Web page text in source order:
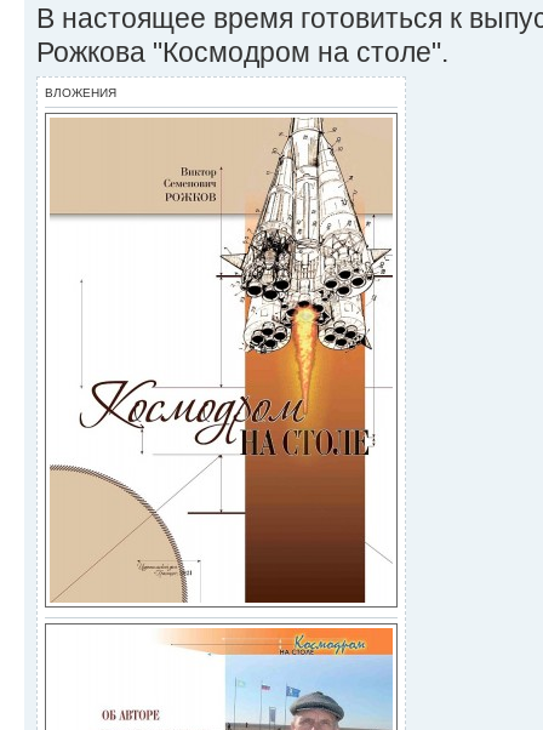
В настоящее время готовиться к
Рожкова "Космодром на столе".
ВЛОЖЕНИЯ